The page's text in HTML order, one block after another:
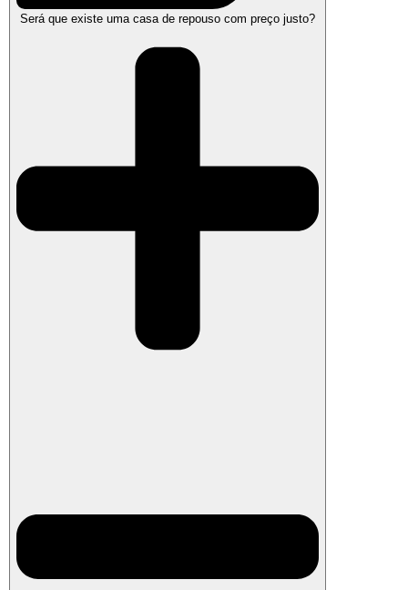
Será que existe uma casa de repouso com preço justo?